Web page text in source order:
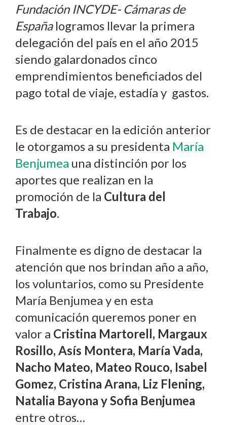
Fundación INCYDE- Cámaras de
Españalogramos llevar la primera
delegación del país en el año 2015
siendo galardonados cinco
emprendimientos beneficiados del
pago total de viaje, estadía y gastos.
Es de destacar en la edición anterior
le otorgamos a su presidenta María
Benjumea una distinción por los
aportes que realizan en la
promoción de la Cultura del
Trabajo.
Finalmente es digno de destacar la
atención que nos brindan año a año,
los voluntarios, como su Presidente
María Benjumea y en esta
comunicación queremos poner en
valor a Cristina Martorell, Margaux
Rosillo, Asís Montera, María Vada,
Nacho Mateo, Mateo Rouco, Isabel
Gomez, Cristina Arana, Liz Flening,
Natalia Bayona y Sofia Benjumea
entre otros…